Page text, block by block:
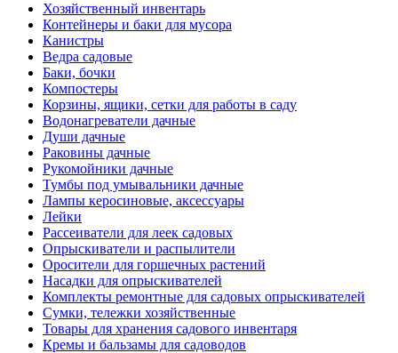
Хозяйственный инвентарь
Контейнеры и баки для мусора
Канистры
Ведра садовые
Баки, бочки
Компостеры
Корзины, ящики, сетки для работы в саду
Водонагреватели дачные
Души дачные
Раковины дачные
Рукомойники дачные
Тумбы под умывальники дачные
Лампы керосиновые, аксессуары
Лейки
Рассеиватели для леек садовых
Опрыскиватели и распылители
Оросители для горшечных растений
Насадки для опрыскивателей
Комплекты ремонтные для садовых опрыскивателей
Сумки, тележки хозяйственные
Товары для хранения садового инвентаря
Кремы и бальзамы для садоводов